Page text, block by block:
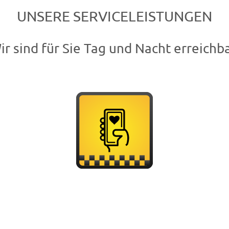
UNSERE SERVICELEISTUNGEN
sind für Sie Tag und Nacht